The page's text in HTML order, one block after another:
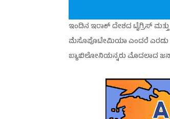
ಇಂದಿನ ಇರಾಕ್ ದೇಶದ ಟೈಗ್ರಿಸ್
ಮೆಸೊಪೊಟೇಮಿಯಾ ಎಂದರೆ ಎರಡು
ಬ್ಯಾಬಿಲೋನಿಯನ್ನರು ಮೊದಲಾದ